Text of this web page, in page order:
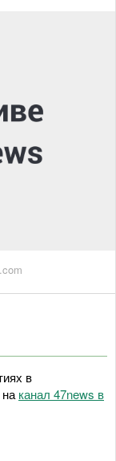
в
канал 47news в